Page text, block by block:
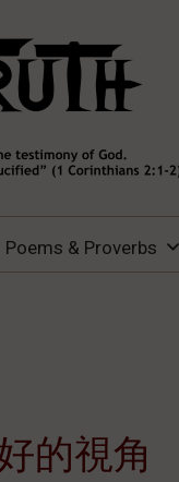
Poems & Proverbs
的視角